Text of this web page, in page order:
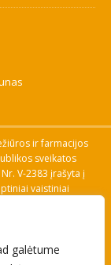
galėtume
ir farmacijos
sveikatos
V-2383 įrašyta į
vaistiniai
ir medicinos
Sveikatos
apie įtariamą